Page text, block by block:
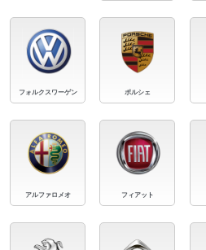
フォルクスワーゲン ポルシェ
アルファロメオ フィアット